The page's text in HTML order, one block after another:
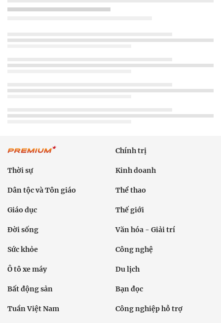
Chính trị
Thời sự Kinh doanh
Dân tộc và Tôn giáo Thể thao
Giáo dục Thế giới
Đời sống Văn hóa - Giải trí
Sức khỏe Công nghệ
Ô tô xe máy Du lịch
Bất động sản Bạn đọc
Tuần Việt Nam Công nghiệp hỗ trợ